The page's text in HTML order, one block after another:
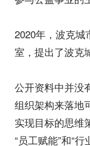
2020年，波克城
室，提出了波克
公开资料中并没
组织架构来落地
实现目标的思维
“员工赋能”和“